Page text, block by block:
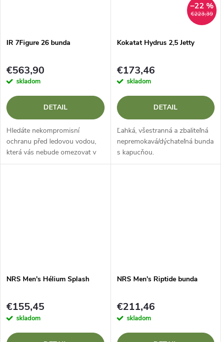
IR 7Figure 26 bunda
€563,90
skladom
DETAIL
Hledáte nekompromisní
ochranu před ledovou vodou,
která vás nebude omezovat v
pohybu ani při nejtěžších
€223,39
–22 %
Kokatat Hydrus 2,5 Jetty
€173,46
skladom
DETAIL
Ľahká, všestranná a zbaliteľná
nepremokavá/dýchateľná bunda
s kapucňou.
NRS Men's Hélium Splash
€155,45
skladom
NRS Men's Riptide bunda
€211,46
skladom